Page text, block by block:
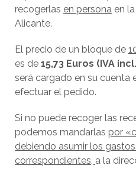
recogerlas en persona en
Alicante.
El precio de un bloque de
es de 15,73 Euros (IVA
será cargado en su cuenta
efectuar el pedido.
Si no puede recoger las
podemos mandarlas por
debiendo asumir los
correspondientes, a la